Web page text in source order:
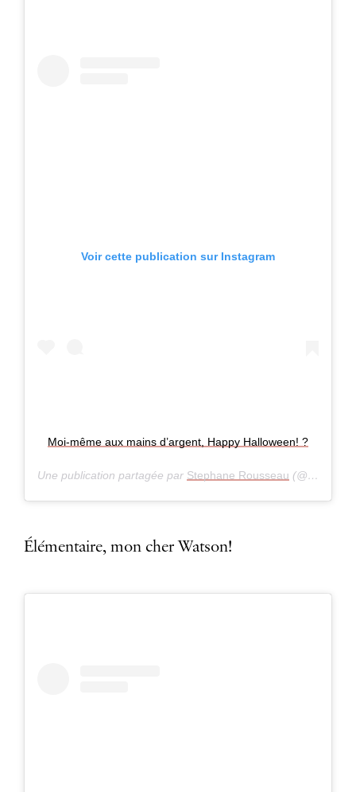
Voir cette publication sur Instagram
Moi-même aux mains d’argent, Happy Halloween! ?
Une publication partagée par Stephane Rousseau (@thestephanerousseau) le
Élémentaire, mon cher Watson!